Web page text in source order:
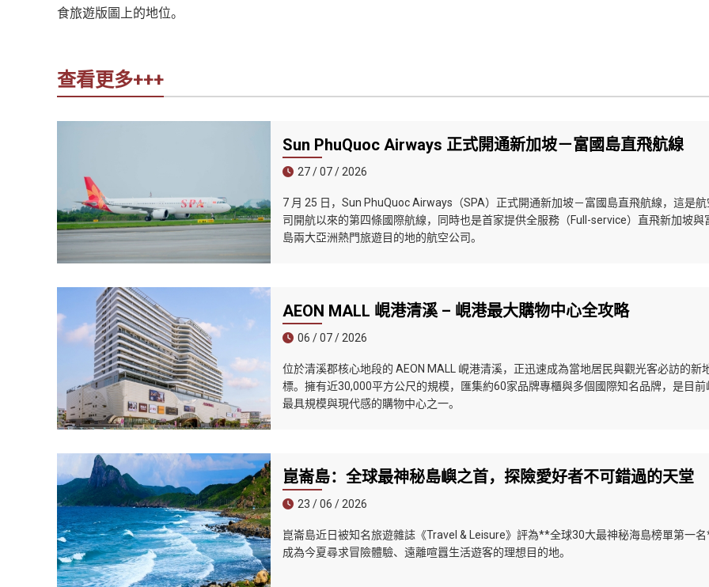
食旅遊版圖上的地位。
查看更多+++
Sun PhuQuoc Airways 正式開通新加坡－富國島直飛航線
27 / 07 / 2026
7 月 25 日，Sun PhuQuoc Airways（SPA）正式開通新加坡－富國島直飛航線，這是
司開航以來的第四條國際航線，同時也是首家提供全服務（Full-service）直飛新加坡與
島兩大亞洲熱門旅遊目的地的航空公司。
AEON MALL 峴港清溪 – 峴港最大購物中心全攻略
06 / 07 / 2026
位於清溪郡核心地段的 AEON MALL 峴港清溪，正迅速成為當地居民與觀光客必訪的新
標。擁有近30,000平方公尺的規模，匯集約60家品牌專櫃與多個國際知名品牌，是目前
最具規模與現代感的購物中心之一。
崑崙島：全球最神秘島嶼之首，探險愛好者不可錯過的天堂
23 / 06 / 2026
崑崙島近日被知名旅遊雜誌《Travel & Leisure》評為**全球30大最神秘海島榜單第一名
成為今夏尋求冒險體驗、遠離喧囂生活遊客的理想目的地。